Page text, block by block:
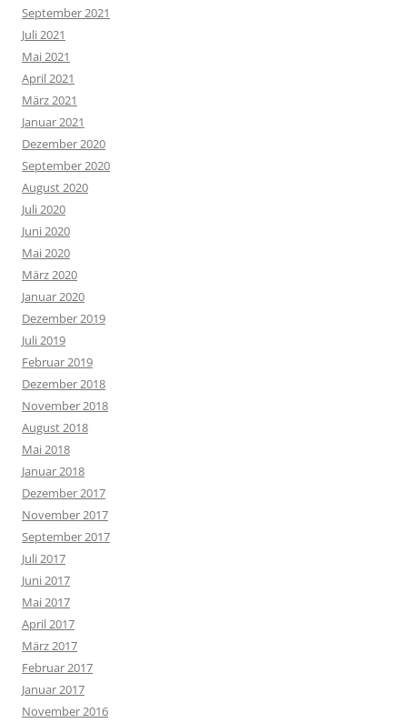
September 2021
Juli 2021
Mai 2021
April 2021
März 2021
Januar 2021
Dezember 2020
September 2020
August 2020
Juli 2020
Juni 2020
Mai 2020
März 2020
Januar 2020
Dezember 2019
Juli 2019
Februar 2019
Dezember 2018
November 2018
August 2018
Mai 2018
Januar 2018
Dezember 2017
November 2017
September 2017
Juli 2017
Juni 2017
Mai 2017
April 2017
März 2017
Februar 2017
Januar 2017
November 2016